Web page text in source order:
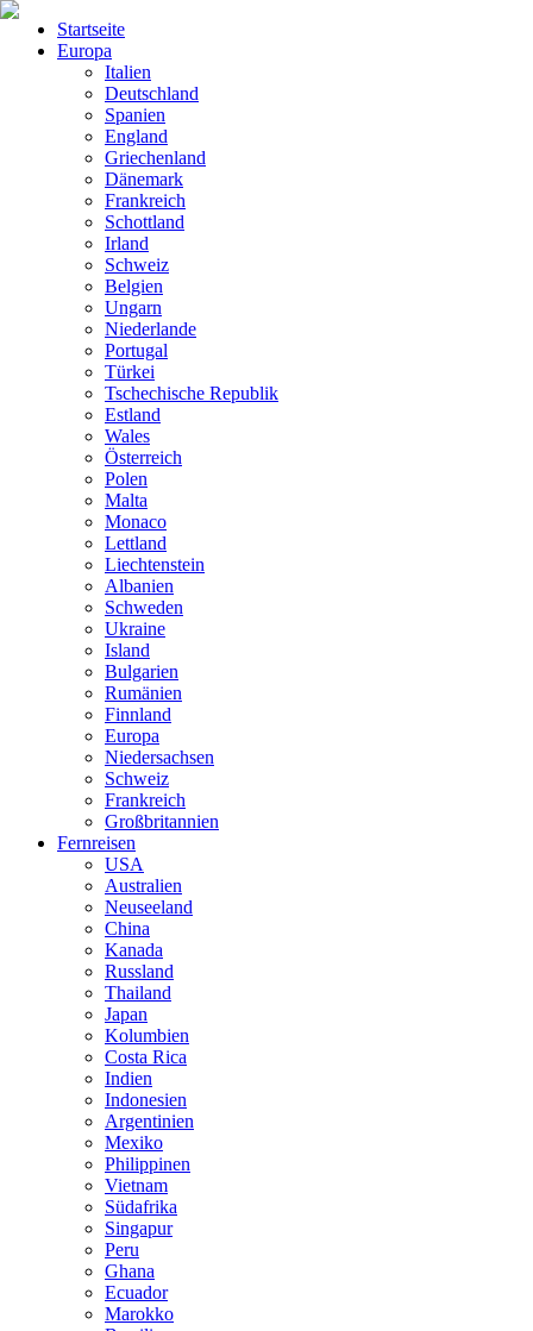
Startseite
Europa
Italien
Deutschland
Spanien
England
Griechenland
Dänemark
Frankreich
Schottland
Irland
Schweiz
Belgien
Ungarn
Niederlande
Portugal
Türkei
Tschechische Republik
Estland
Wales
Österreich
Polen
Malta
Monaco
Lettland
Liechtenstein
Albanien
Schweden
Ukraine
Island
Bulgarien
Rumänien
Finnland
Europa
Niedersachsen
Schweiz
Frankreich
Großbritannien
Fernreisen
USA
Australien
Neuseeland
China
Kanada
Russland
Thailand
Japan
Kolumbien
Costa Rica
Indien
Indonesien
Argentinien
Mexiko
Philippinen
Vietnam
Südafrika
Singapur
Peru
Ghana
Ecuador
Marokko